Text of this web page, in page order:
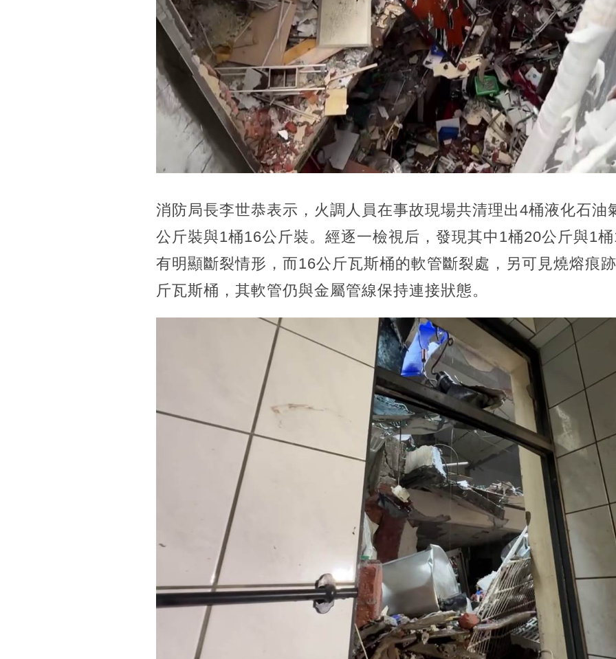
消防局長李世恭表示，火調人員在事故現場共清理出4桶液化石油
公斤裝與1桶16公斤裝。經逐一檢視后，發現其中1桶20公斤與1
有明顯斷裂情形，而16公斤瓦斯桶的軟管斷裂處，另可見燒熔痕
斤瓦斯桶，其軟管仍與金屬管線保持連接狀態。